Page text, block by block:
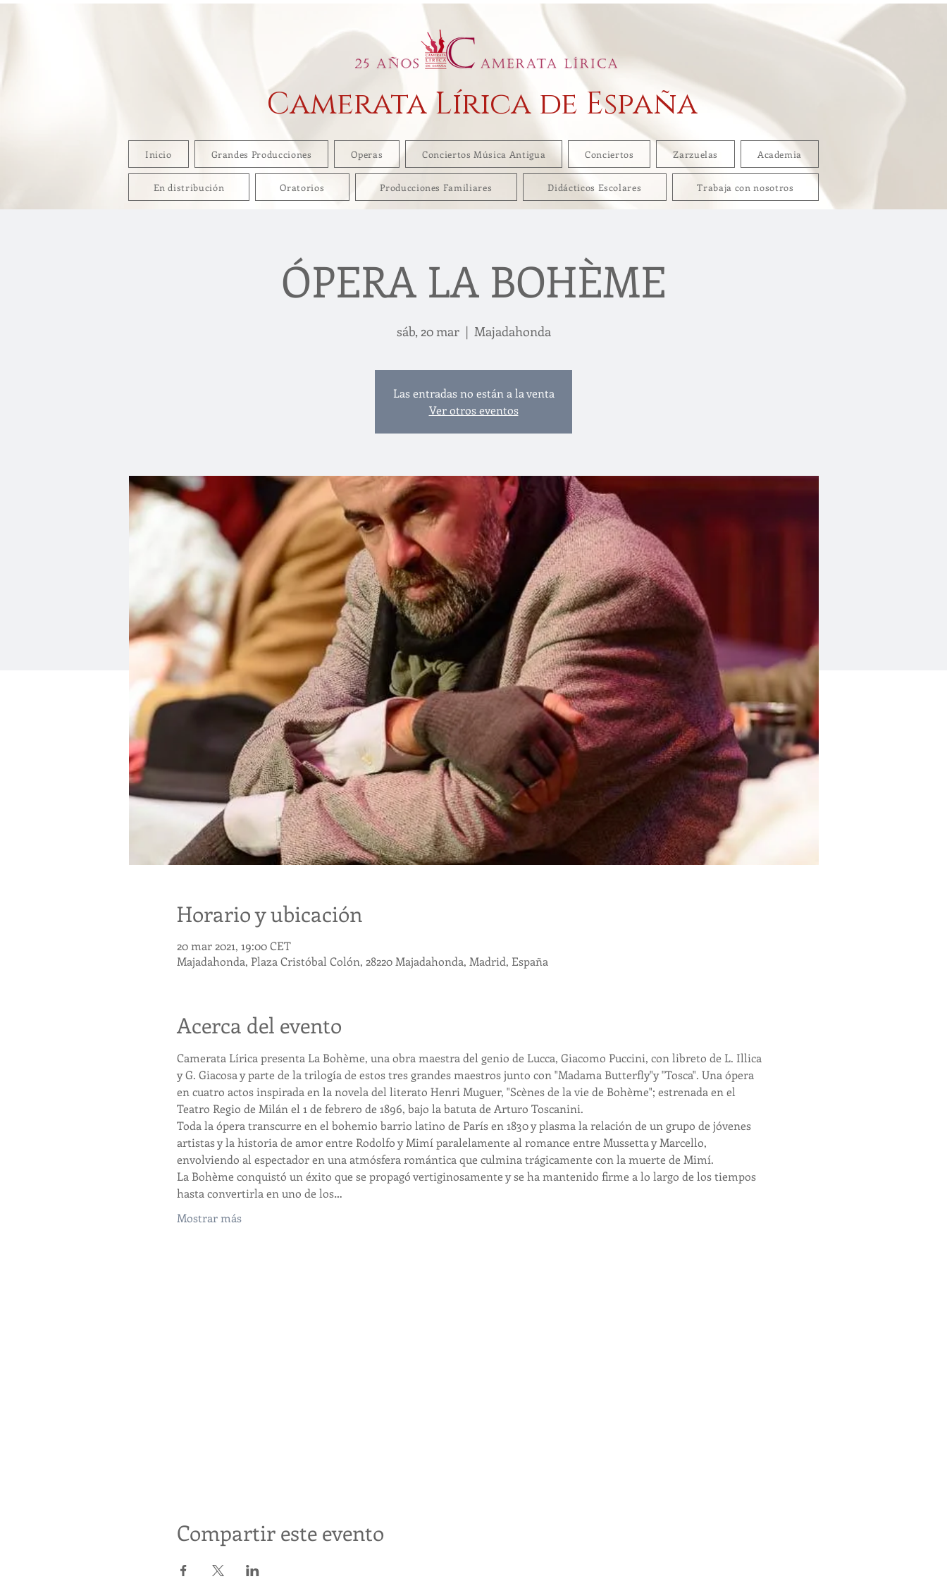
Camerata Lírica de España
Inicio Grandes Producciones Operas Conciertos Música Antigua Conciertos Zarzuelas Academia
En distribución Oratorios Producciones Familiares Didácticos Escolares Trabaja con nosotros
ÓPERA LA BOHÈME
sáb, 20 mar
  |
Majadahonda
Las entradas no están a la venta
Ver otros eventos
Horario y ubicación
20 mar 2021, 19:00 CET
Majadahonda, Plaza Cristóbal Colón, 28220 Majadahonda, Madrid, España
Acerca del evento
Camerata Lírica presenta La Bohème, una obra maestra del genio de Lucca, Giacomo Puccini, con libreto de L. Illica
y G. Giacosa y parte de la trilogía de estos tres grandes maestros junto con "Madama Butterfly"y "Tosca". Una ópera
en cuatro actos inspirada en la novela del literato Henri Muguer, "Scènes de la vie de Bohème"; estrenada en el
Teatro Regio de Milán el 1 de febrero de 1896, bajo la batuta de Arturo Toscanini.
Toda la ópera transcurre en el bohemio barrio latino de París en 1830 y plasma la relación de un grupo de jóvenes
artistas y la historia de amor entre Rodolfo y Mimí paralelamente al romance entre Mussetta y Marcello,
envolviendo al espectador en una atmósfera romántica que culmina trágicamente con la muerte de Mimí.
La Bohème conquistó un éxito que se propagó vertiginosamente y se ha mantenido firme a lo largo de los tiempos
hasta convertirla en uno de los…
Mostrar más
Compartir este evento